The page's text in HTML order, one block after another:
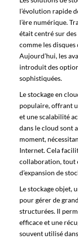
l’évolution rapide
l’ère numérique.
était centré sur
comme les disques
Aujourd’hui, les
introduit des
sophistiquées.
Le stockage en
populaire, offrant
et une scalabilité
dans le cloud sont
moment,
Internet. Cela
collaboration, tout
d’expansion de
Le stockage objet,
pour gérer de
structurées. Il
efficace et une
souvent utilisé